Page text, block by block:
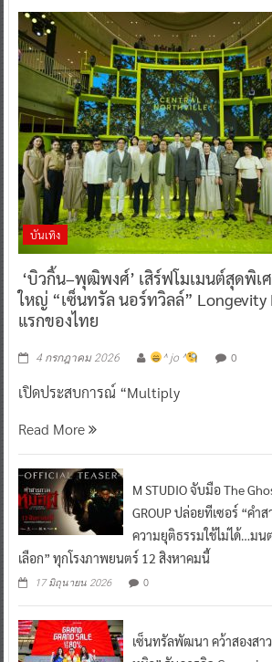
บันเทิง
‘บิวกิ้น–พุฒิพงศ์’ เสิร์ฟโมเมนต์สุดพิเ
ใหญ่ “เซ็นทรัล นอร์ทวิลล์” Longevity
แรกของไทย
4 กรกฎาคม 2026 ^ jo ^ 0
เปิดประสบการณ์ “Multiply
Read More
M STUDIO จับมือ The
GROUP ปล่อยทีเซอร์ “คำ
ความยุติธรรมใช้ไม่ได้…มน
เลือก” ทุกโรงภาพยนตร์ 12 สิงหาคมนี้
17 มิถุนายน 2026 0
เซ็นทรัลพัฒนา คว้าสองสา